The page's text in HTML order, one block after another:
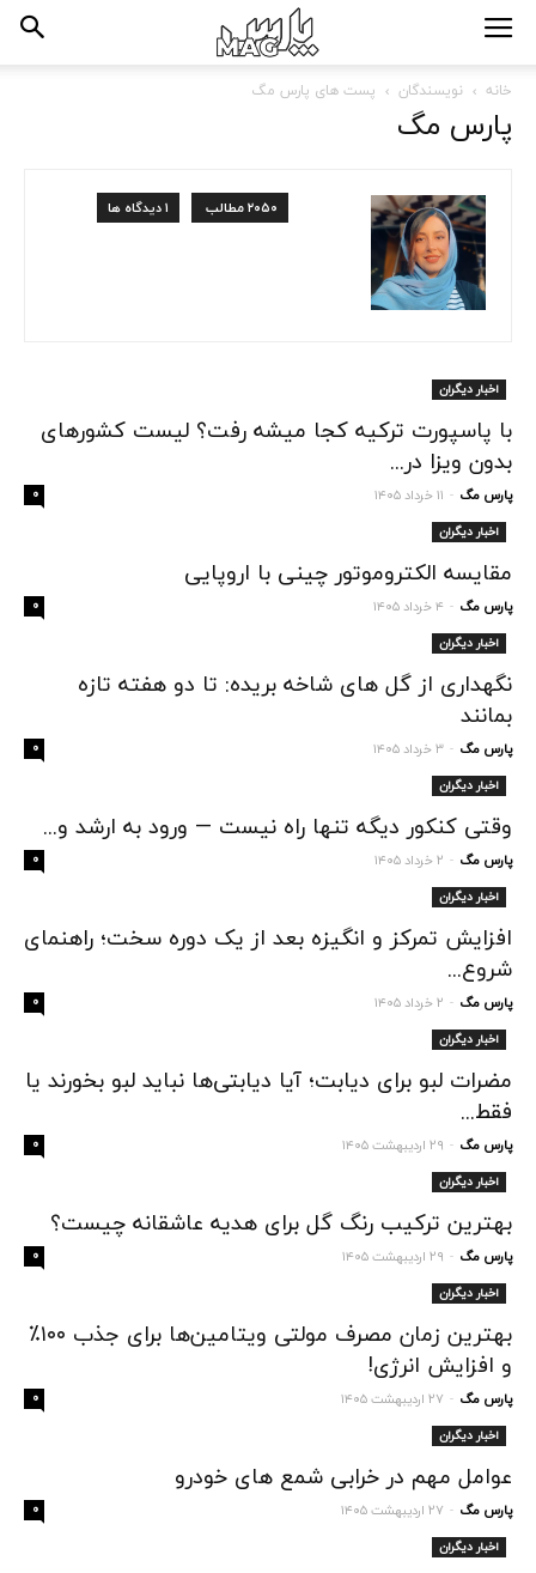
خانه نویسندگان پست های پارس مگ
پارس مگ
۲۰۵۰ مطالب ۱ دیدگاه ها
اخبار دیگران
با پاسپورت ترکیه کجا میشه رفت؟ لیست کشورهای
بدون ویزا در...
پارس مگ - ۱۱ خرداد ۱۴۰۵
۰
اخبار دیگران
مقایسه الکتروموتور چینی با اروپایی
پارس مگ - ۴ خرداد ۱۴۰۵
۰
اخبار دیگران
نگهداری از گل‌ های شاخه‌ بریده: تا دو هفته تازه
بمانند
پارس مگ - ۳ خرداد ۱۴۰۵
۰
اخبار دیگران
وقتی کنکور دیگه تنها راه نیست — ورود به ارشد و...
پارس مگ - ۲ خرداد ۱۴۰۵
۰
اخبار دیگران
افزایش تمرکز و انگیزه بعد از یک دوره سخت؛ راهنمای
شروع...
پارس مگ - ۲ خرداد ۱۴۰۵
۰
اخبار دیگران
مضرات لبو برای دیابت؛ آیا دیابتی‌ها نباید لبو بخورند یا
فقط...
پارس مگ - ۲۹ اردیبهشت ۱۴۰۵
۰
اخبار دیگران
بهترین ترکیب رنگ گل برای هدیه عاشقانه چیست؟
پارس مگ - ۲۹ اردیبهشت ۱۴۰۵
۰
اخبار دیگران
بهترین زمان مصرف مولتی ویتامین‌ها برای جذب ۱۰۰٪
و افزایش انرژی!
پارس مگ - ۲۷ اردیبهشت ۱۴۰۵
۰
اخبار دیگران
عوامل مهم در خرابی شمع های خودرو
پارس مگ - ۲۷ اردیبهشت ۱۴۰۵
۰
اخبار دیگران